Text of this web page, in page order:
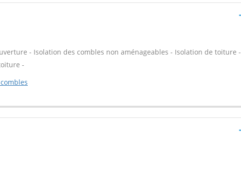
- Isolation des combles non aménageables - Isolation de toiture -
-